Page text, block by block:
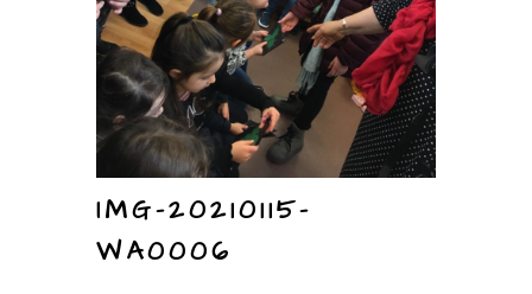
IMG-20210115-
WA0006